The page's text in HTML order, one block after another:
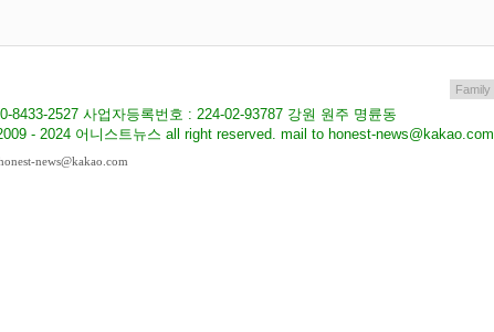
2527 사업자등록번호 : 224-02-93787 강원 원주 명륜동
- 2024 어니스트뉴스 all right reserved. mail to honest-news@kakao.com
news@kakao.com